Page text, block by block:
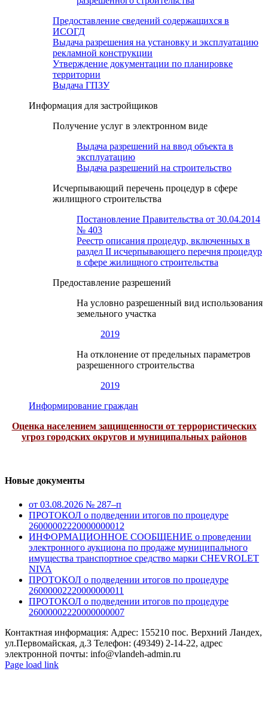
Предоставление сведений содержащихся в
ИСОГД
Выдача разрешения на установку и эксплуатацию
рекламной конструкции
Утверждение документации по планировке
территории
Выдача ГПЗУ
Информация для застройщиков
Получение услуг в электронном виде
Выдача разрешений на ввод объекта в
эксплуатацию
Выдача разрешений на строительство
Исчерпывающий перечень процедур в сфере
жилищного строительства
Постановление Правительства от 30.04.2014
№ 403
Реестр описания процедур, включенных в
раздел II исчерпывающего перечня процедур
в сфере жилищного строительства
Предоставление разрешений
На условно разрешенный вид использования
земельного участка
2019
На отклонение от предельных параметров
разрешенного строительства
2019
Информирование граждан
Оценка населением защищенности от террористических
угроз городских округов и муниципальных районов
Новые документы
от 03.08.2026 № 287–п
ПРОТОКОЛ о подведении итогов по процедуре
26000002220000000012
ИНФОРМАЦИОННОЕ СООБЩЕНИЕ о проведении
электронного аукциона по продаже муниципального
имущества транспортное средство марки CHEVROLET
NIVA
ПРОТОКОЛ о подведении итогов по процедуре
26000002220000000011
ПРОТОКОЛ о подведении итогов по процедуре
26000002220000000007
Контактная информация: Адрес: 155210 пос. Верхний Ландех,
ул.Первомайская, д.3 Телефон: (49349) 2-14-22, адрес
электронной почты: info@vlandeh-admin.ru
Page load link